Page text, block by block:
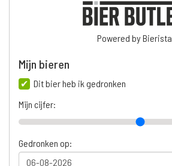
Powered by Bierista
Mijn bieren
Dit bier heb ik gedronken
Mijn cijfer:
Gedronken op: